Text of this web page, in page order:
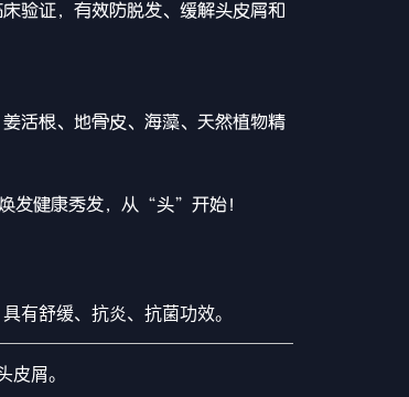
验证，有效防脱发、缓解头皮屑和
活根、地骨皮、海藻、天然植物精
发健康秀发，从“头”开始！
有舒缓、抗炎、抗菌功效。
皮屑。